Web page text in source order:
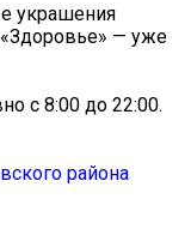
украшения
— уже
с 8:00 до 22:00.
района